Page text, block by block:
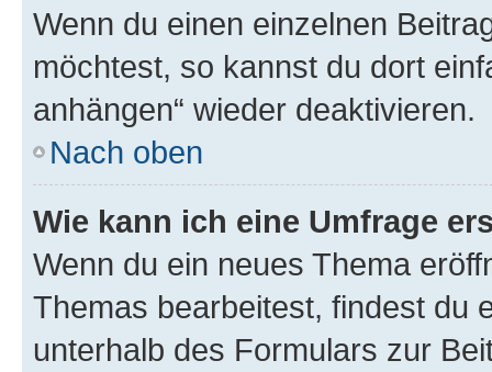
Wenn du einen einzelnen
möchtest, so kannst du dort
anhängen“ wieder deaktivieren.
Nach oben
Wie kann ich eine Umfrage
Wenn du ein neues Thema
Themas bearbeitest, findest du
unterhalb des Formulars zur